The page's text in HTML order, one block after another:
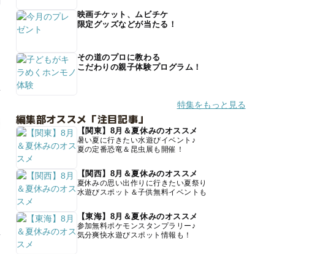
映画チケット、ムビチケ
限定グッズなどが当たる！
その道のプロに教わる
こだわりの親子体験プログラム！
特集をもっと見る
編集部オススメ「注目記事」
【関東】8月＆夏休みのオススメ
暑い夏に行きたい水遊びイベント♪
夏の定番恐竜＆昆虫展も開催！
【関西】8月＆夏休みのオススメ
夏休みの思い出作りに行きたい夏祭り
水遊びスポット＆子供無料イベントも
【東海】8月＆夏休みのオススメ
参加無料ポケモンスタンプラリー♪
気分爽快水遊びスポット情報も！